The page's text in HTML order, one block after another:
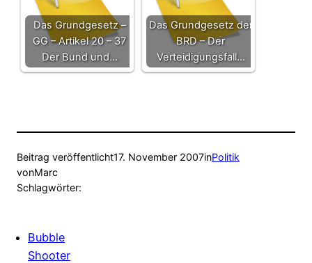
Das Grundgesetz –
GG – Artikel 20 – 37
Der Bund und…
Das Grundgesetz der
BRD – Der
Verteidigungsfall…
Beitrag veröffentlicht17. November 2007inPolitik
vonMarc
Schlagwörter:
Bubble
Shooter